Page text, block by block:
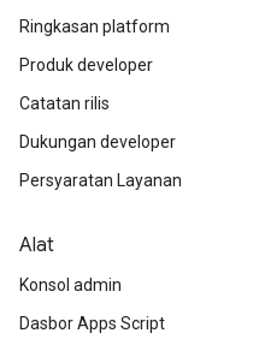
Ringkasan platform
Produk developer
Catatan rilis
Dukungan developer
Persyaratan Layanan
Alat
Konsol admin
Dasbor Apps Script